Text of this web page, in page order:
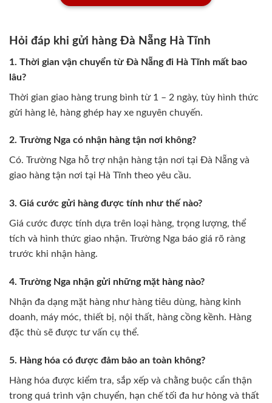
Hỏi đáp khi gửi hàng Đà Nẵng Hà Tĩnh
1. Thời gian vận chuyển từ Đà Nẵng đi Hà Tĩnh mất bao
lâu?
Thời gian giao hàng trung bình từ 1 – 2 ngày, tùy hình thức
gửi hàng lẻ, hàng ghép hay xe nguyên chuyến.
2. Trường Nga có nhận hàng tận nơi không?
Có. Trường Nga hỗ trợ nhận hàng tận nơi tại Đà Nẵng và
giao hàng tận nơi tại Hà Tĩnh theo yêu cầu.
3. Giá cước gửi hàng được tính như thế nào?
Giá cước được tính dựa trên loại hàng, trọng lượng, thể
tích và hình thức giao nhận. Trường Nga báo giá rõ ràng
trước khi nhận hàng.
4. Trường Nga nhận gửi những mặt hàng nào?
Nhận đa dạng mặt hàng như hàng tiêu dùng, hàng kinh
doanh, máy móc, thiết bị, nội thất, hàng cồng kềnh. Hàng
đặc thù sẽ được tư vấn cụ thể.
5. Hàng hóa có được đảm bảo an toàn không?
Hàng hóa được kiểm tra, sắp xếp và chằng buộc cẩn thận
trong quá trình vận chuyển, hạn chế tối đa hư hỏng và thất